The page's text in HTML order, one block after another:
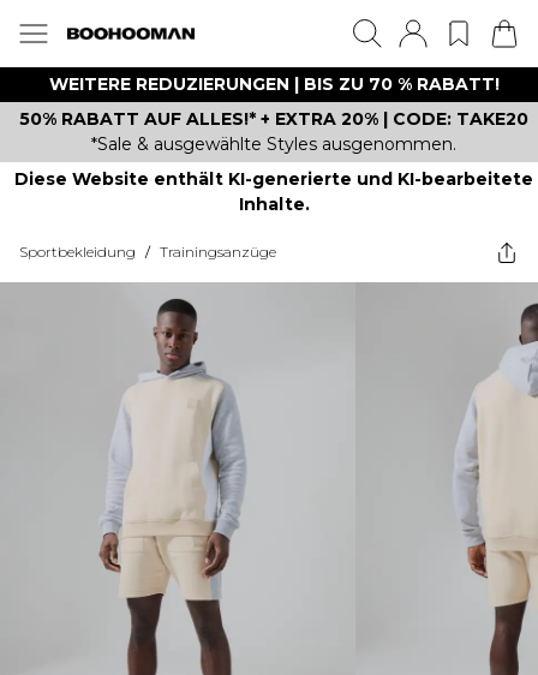
WEITERE REDUZIERUNGEN | BIS ZU 70 % RABATT!
50% RABATT AUF ALLES!* + EXTRA 20% | CODE: TAKE20
*Sale & ausgewählte Styles ausgenommen.
Diese Website enthält KI-generierte und KI-bearbeitete
Inhalte.
Sportbekleidung / Trainingsanzüge